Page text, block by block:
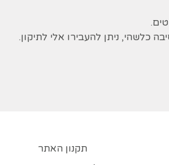
כלשהי, ניתן להעבירו אלי לתיקון.
תקנון האתר